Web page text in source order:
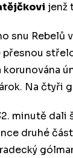
jenž
snu Rebelů
Na čtyři
minutě dali
druhé